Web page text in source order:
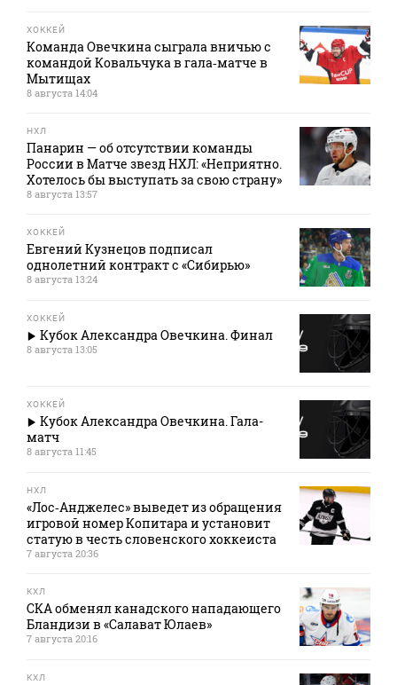
ХОККЕЙ
Команда Овечкина сыграла вничью с
командой Ковальчука в гала‑матче в
Мытищах
8 августа 14:04
НХЛ
Панарин — об отсутствии команды
России в Матче звезд НХЛ: «Неприятно.
Хотелось бы выступать за свою страну»
8 августа 13:57
ХОККЕЙ
Евгений Кузнецов подписал
однолетний контракт с «Сибирью»
8 августа 13:24
ХОККЕЙ
Кубок Александра Овечкина. Финал
8 августа 13:05
ХОККЕЙ
Кубок Александра Овечкина. Гала-
матч
8 августа 11:45
НХЛ
«Лос‑Анджелес» выведет из обращения
игровой номер Копитара и установит
статую в честь словенского хоккеиста
7 августа 20:36
КХЛ
СКА обменял канадского нападающего
Бландизи в «Салават Юлаев»
7 августа 20:16
КХЛ